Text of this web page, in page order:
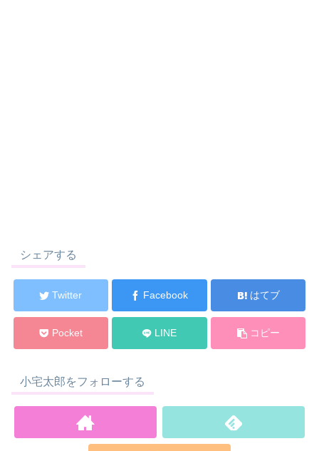
シェアする
Twitter Facebook はてブ
Pocket LINE コピー
小宅太郎をフォローする